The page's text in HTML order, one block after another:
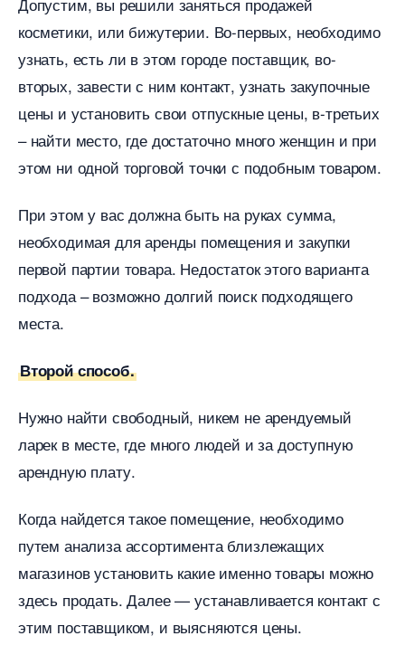
косметики, или бижутерии. Во-первых, необходимо
узнать, есть ли в этом городе поставщик, во-
торых, завести с ним контакт, узнать закупочные
цены и установить свои отпускные цены, в-третьих
– найти место, где достаточно много женщин и при
этом ни одной торговой точки с подобным товаром.
При этом у вас должна быть на руках сумма,
необходимая для аренды помещения и закупки
первой партии товара. Недостаток этого варианта
подхода – возможно долгий поиск подходящего
места.
торой способ.
Нужно найти свободный, никем не арендуемый
ларек в месте, где много людей и за доступную
арендную плату.
Когда найдется такое помещение, необходимо
путем анализа ассортимента близлежащих
магазинов установить какие именно товары можно
здесь продать. Далее — устанавливается контакт с
этим поставщиком, и выясняются цены.